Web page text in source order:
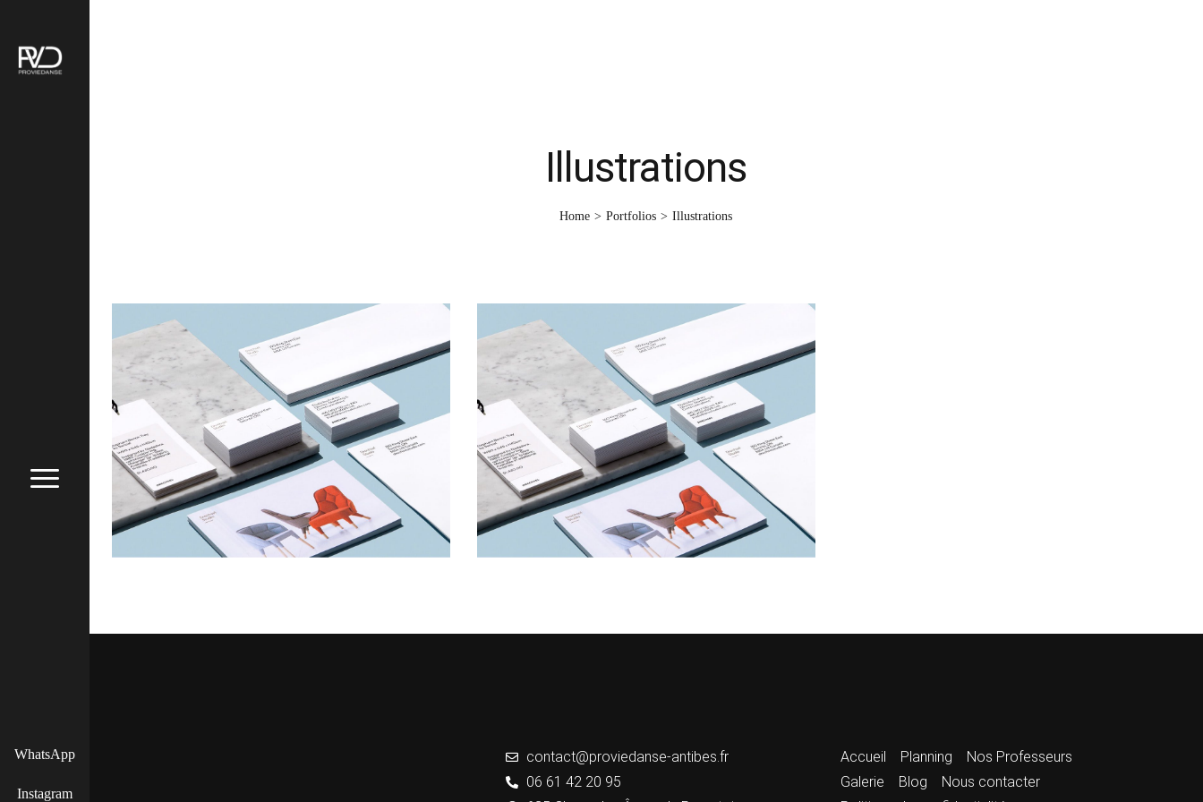
WhatsApp
Instagram
Illustrations
Home > Portfolios > Illustrations
contact@proviedanse-antibes.fr
06 61 42 20 95
Accueil Planning
Nos Professeurs
Galerie
Blog
Nous contacter